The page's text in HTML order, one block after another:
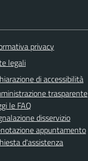
privacy
legali
di accessibilità
trasparente
le FAQ
disservizio
appuntamento
d'assistenza